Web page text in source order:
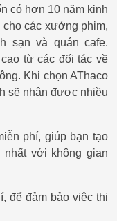
có hơn 10 năm kinh
các xưởng phim,
sạn và quán cafe.
từ các đối tác về
Khi chọn AThaco
sẽ nhận được nhiều
phí, giúp bạn tạo
với không gian
để đảm bảo việc thi